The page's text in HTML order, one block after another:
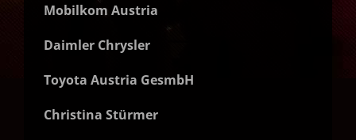
Mobilkom Austria
Daimler Chrysler
Toyota Austria GesmbH
Christina Stürmer